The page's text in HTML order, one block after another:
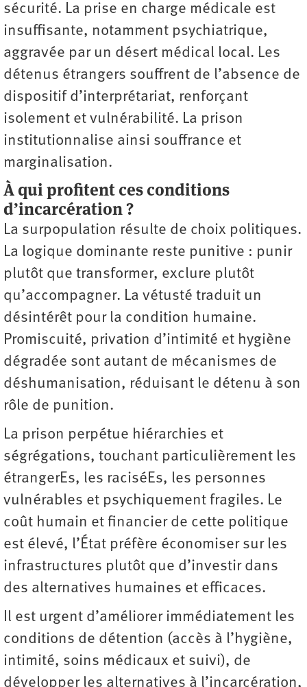
sécurité. La prise en charge médicale est
insuffisante, notamment psychiatrique,
aggravée par un désert médical local. Les
détenus étrangers souffrent de l’absence de
dispositif d’interprétariat, renforçant
isolement et vulnérabilité. La prison
institutionnalise ainsi souffrance et
marginalisation.
À qui profitent ces conditions
d’incarcération ?
La surpopulation résulte de choix politiques.
La logique dominante reste punitive : punir
plutôt que transformer, exclure plutôt
qu’accompagner. La vétusté traduit un
désintérêt pour la condition humaine.
Promiscuité, privation d’intimité et hygiène
dégradée sont autant de mécanismes de
déshumanisation, réduisant le détenu à son
rôle de punition.
La prison perpétue hiérarchies et
ségrégations, touchant particulièrement les
étrangerEs, les raciséEs, les personnes
vulnérables et psychiquement fragiles. Le
coût humain et financier de cette politique
est élevé, l’État préfère économiser sur les
infrastructures plutôt que d’investir dans
des alternatives humaines et efficaces.
Il est urgent d’améliorer immédiatement les
conditions de détention (accès à l’hygiène,
intimité, soins médicaux et suivi), de
développer les alternatives à l’incarcération,